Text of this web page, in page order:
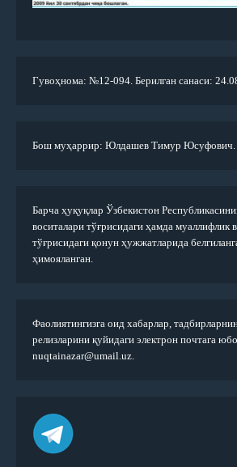
Гувоҳнома: №12-094. Берилган санаси:
Бош муҳаррир: Юлдашев Тимур Юсуфович.
Барча ҳуқуқлар Ўзбекистон
воситалари тўғрисидаги ҳамда муаллифлик
тўғрисидаги қонун ҳужжатларида
ҳимояланган.
Фаолиятингизга оид хабарлар,
релизларини қуйидаги электрон почтага
nuqtainazar@umail.uz.